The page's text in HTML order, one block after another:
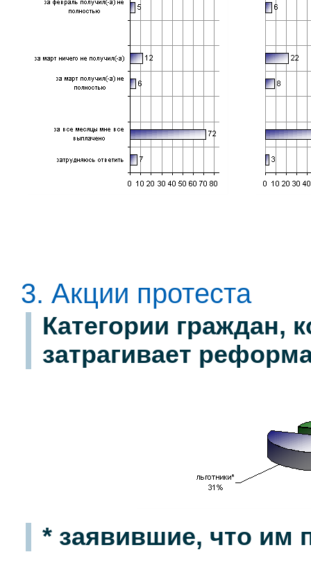
3. Акции протеста
Категории граждан,
затрагивает
* заявившие, что им